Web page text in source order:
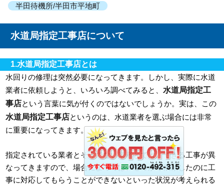
半田待機所/半田市平地町
水道局指定工事店について
1.水道局指定工事店とは
水回りの修理は突然必要になってきます。しかし、実際に水道
業者に依頼しようと、いろいろ調べてみると、 水道局指定工
事店という言葉に気が付くのではないでしょうか。実は、この
水道局指定工事店というのは、水道業者を選ぶ場合には非常
に重要になってきます。
指定されている業者とそうでない業者とでは、できる工事が異
なってきますので、場合によっては、せっかく依頼したのに工
事に対応してもらうことができないといった状況が考えられる